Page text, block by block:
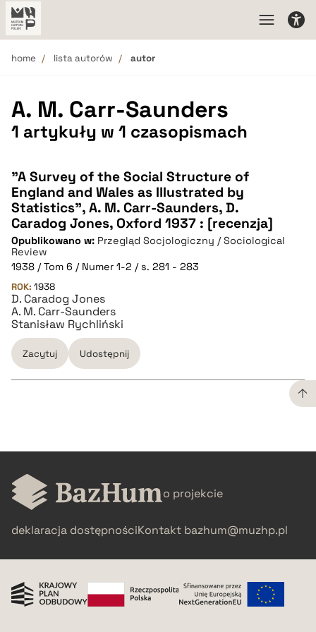
home lista autorów autor
A. M. Carr-Saunders
1 artykuły w 1 czasopismach
"A Survey of the Social Structure of
England and Wales as Illustrated by
Statistics", A. M. Carr-Saunders, D.
Caradog Jones, Oxford 1937 : [recenzja]
Opublikowano w: Przegląd Socjologiczny / Sociological
Review
1938 / Tom 6 / Numer 1-2 / s. 281 - 283
ROK: 1938
D. Caradog Jones
A. M. Carr-Saunders
Stanisław Rychliński
Zacytuj Udostępnij
BIBTEX
o projekcie
deklaracja dostępnościKontakt bazhum@muzhp.pl